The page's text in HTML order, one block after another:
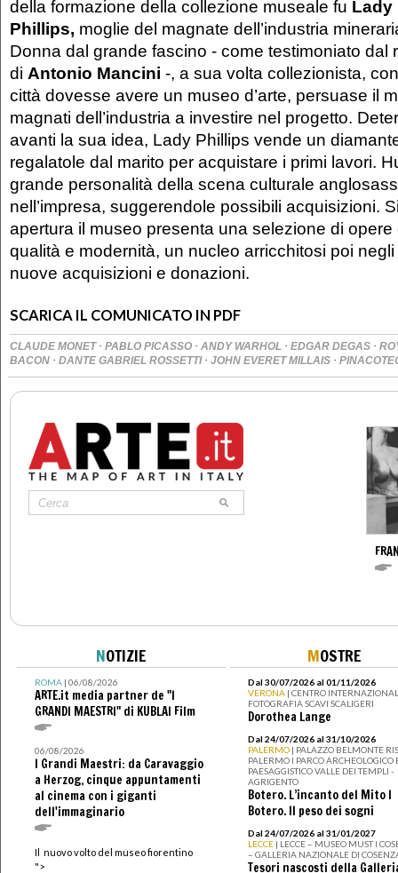
della formazione della collezione museale fu Lady
Phillips, moglie del magnate dell’industria
Donna dal grande fascino - come testimoniato dal
di Antonio Mancini -, a sua volta collezionista,
città dovesse avere un museo d’arte, persuase il
magnati dell’industria a investire nel progetto.
avanti la sua idea, Lady Phillips vende un
regalatole dal marito per acquistare i primi lavori.
grande personalità della scena culturale
nell’impresa, suggerendole possibili acquisizioni.
apertura il museo presenta una selezione di opere
qualità e modernità, un nucleo arricchitosi poi
nuove acquisizioni e donazioni.
SCARICA IL COMUNICATO IN PDF
CLAUDE MONET · PABLO PICASSO · ANDY WARHOL · EDGAR DEGAS ·
BACON · DANTE GABRIEL ROSSETTI · JOHN EVERET MILLAIS ·
NOTIZIE
ROMA| 06/08/2026
ARTE.it media partner de "I
GRANDI MAESTRI" di KUBLAI Film
06/08/2026
I Grandi Maestri: da Caravaggio
a Herzog, cinque appuntamenti
al cinema con i giganti
dell'immaginario
Il nuovo volto del museo fiorentino
">
MOSTRE
Dal 30/07/2026 al 01/11/2026
VERONA | CENTRO
FOTOGRAFIA SCAVI SCALIGERI
Dorothea Lange
Dal 24/07/2026 al 31/10/2026
PALERMO | PALAZZO BELMONTE
PALERMO I PARCO ARCHEOLOGICO
PAESAGGISTICO VALLE DEI TEMPLI -
AGRIGENTO
Botero. L’incanto del Mito I
Botero. Il peso dei sogni
Dal 24/07/2026 al 31/01/2027
LECCE | LECCE – MUSEO MUST I
– GALLERIA NAZIONALE DI
Tesori nascosti della